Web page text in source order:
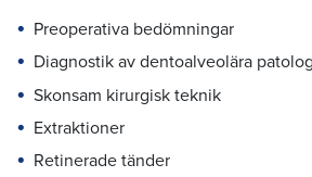
Preoperativa bedömningar
Diagnostik av dentoalveolära
Skonsam kirurgisk teknik
Extraktioner
Retinerade tänder